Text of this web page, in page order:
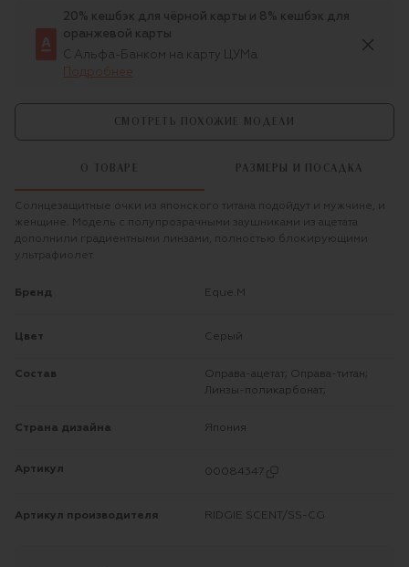
20% кешбэк для чёрной карты и 8% кешбэк для
оранжевой карты
С Альфа-Банком на карту ЦУМа
Подробнее
СМОТРЕТЬ ПОХОЖИЕ МОДЕЛИ
О ТОВАРЕ РАЗМЕРЫ И ПОСАДКА
Солнцезащитные очки из японского титана подойдут и мужчине, и
женщине. Модель с полупрозрачными заушниками из ацетата
дополнили градиентными линзами, полностью блокирующими
ультрафиолет.
Бренд Eque.M
Цвет Серый
Состав
Оправа-ацетат; Оправа-титан;
Линзы-поликарбонат;
Страна дизайна Япония
Артикул 00084347
Артикул производителя RIDGIE SCENT/SS-CG